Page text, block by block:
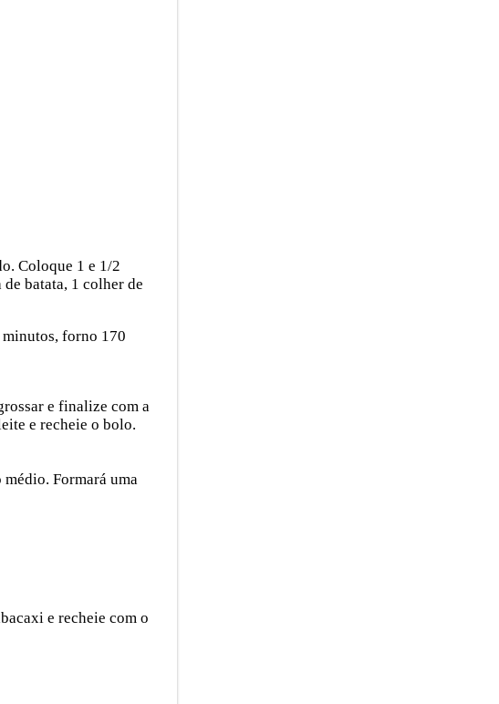
Coloque 1 e 1/2
batata, 1 colher de
minutos, forno 170
e finalize com a
e recheie o bolo.
Formará uma
e recheie com o